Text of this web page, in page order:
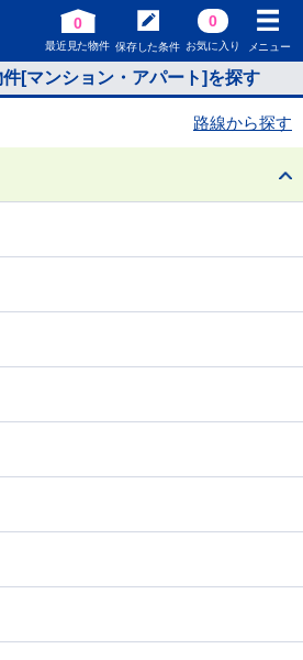
0
最近見た物件 保存した条件
0
お気に入り メニュー
[マンション・アパート]を探す
路線から探す